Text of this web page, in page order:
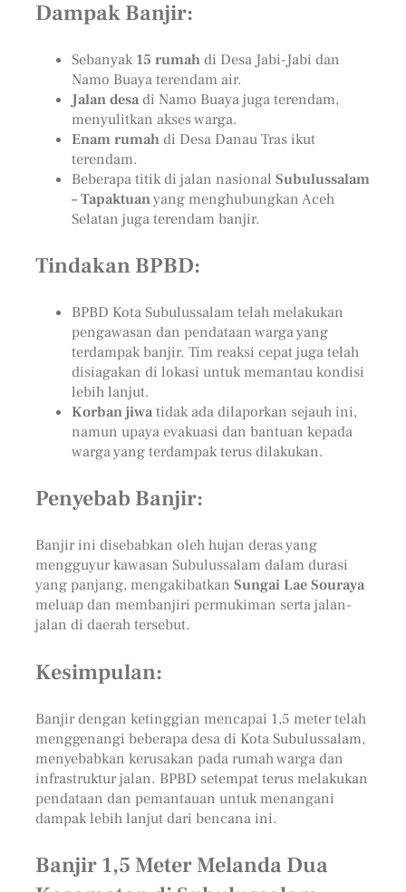
Dampak Banjir:
Sebanyak15 rumahdi Desa Jabi-Jabi dan
Namo Buaya terendam air.
Jalan desadi Namo Buaya juga terendam,
menyulitkan akses warga.
Enam rumahdi Desa Danau Tras ikut
terendam.
Beberapa titik di jalan nasional Subulussalam
– Tapaktuanyang menghubungkan Aceh
Selatan juga terendam banjir.
Tindakan BPBD:
BPBD Kota Subulussalam telah melakukan
pengawasan dan pendataan warga yang
terdampak banjir. Tim reaksi cepat juga telah
disiagakan di lokasi untuk memantau kondisi
lebih lanjut.
Korban jiwatidak ada dilaporkan sejauh ini,
namun upaya evakuasi dan bantuan kepada
warga yang terdampak terus dilakukan.
Penyebab Banjir:
Banjir ini disebabkan oleh hujan deras yang
mengguyur kawasan Subulussalam dalam durasi
yang panjang, mengakibatkan Sungai Lae Souraya
meluap dan membanjiri permukiman serta jalan-
jalan di daerah tersebut.
Kesimpulan:
Banjir dengan ketinggian mencapai 1,5 meter telah
menggenangi beberapa desa di Kota Subulussalam,
menyebabkan kerusakan pada rumah warga dan
infrastruktur jalan. BPBD setempat terus melakukan
pendataan dan pemantauan untuk menangani
dampak lebih lanjut dari bencana ini.
Banjir 1,5 Meter Melanda Dua